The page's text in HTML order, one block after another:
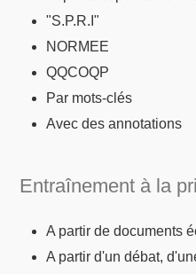
"S.P.R.I"
NORMEE
QQCOQP
Par mots-clés
Avec des annotations
Entraînement à la
A partir de documents
A partir d'un débat,